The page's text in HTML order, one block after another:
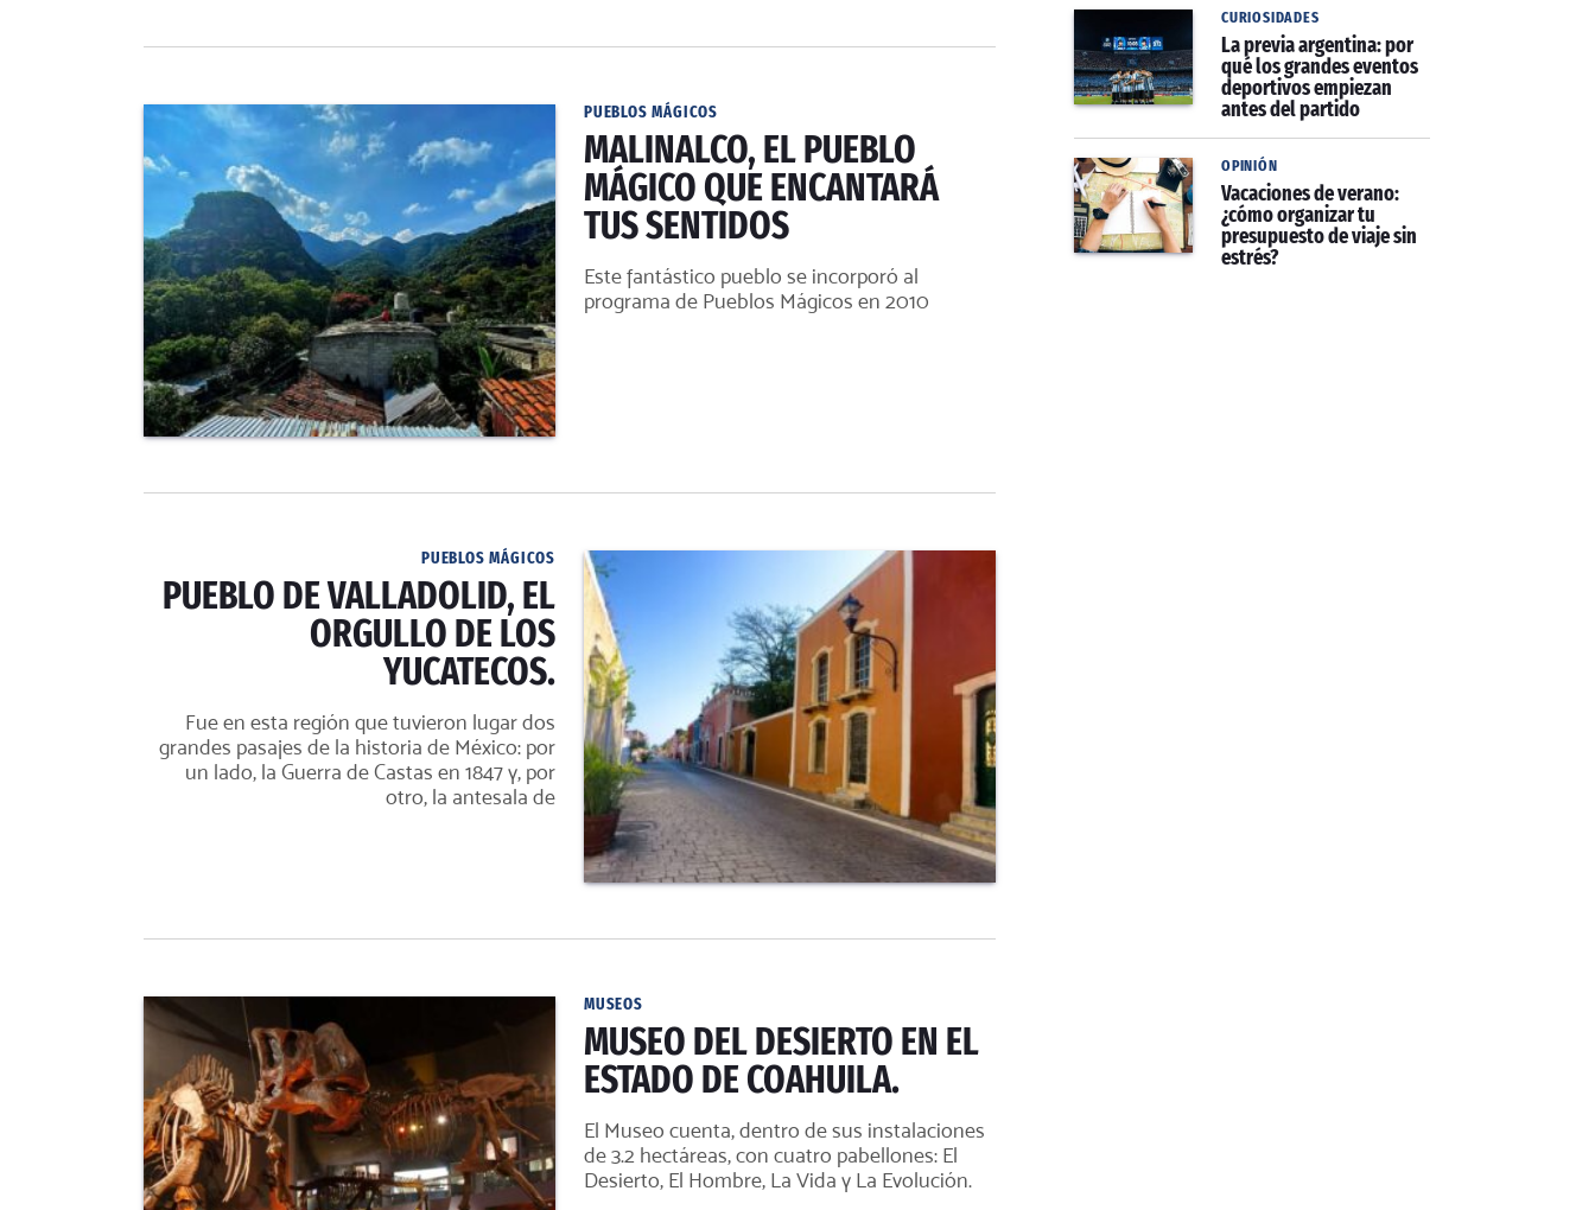
PUEBLOS MÁGICOS
MALINALCO, EL PUEBLO
MÁGICO QUE ENCANTARÁ
TUS SENTIDOS
Este fantástico pueblo se incorporó al
programa de Pueblos Mágicos en 2010
PUEBLOS MÁGICOS
PUEBLO DE VALLADOLID, EL
ORGULLO DE LOS
YUCATECOS.
Fue en esta región que tuvieron lugar dos
grandes pasajes de la historia de México: por
un lado, la Guerra de Castas en 1847 y, por
otro, la antesala de
MUSEOS
MUSEO DEL DESIERTO EN EL
ESTADO DE COAHUILA.
El Museo cuenta, dentro de sus instalaciones
de 3.2 hectáreas, con cuatro pabellones: El
Desierto, El Hombre, La Vida y La Evolución.
CURIOSIDADES
La previa argentina: por
qué los grandes eventos
deportivos empiezan
antes del partido
OPINIÓN
Vacaciones de verano:
¿cómo organizar tu
presupuesto de viaje sin
estrés?